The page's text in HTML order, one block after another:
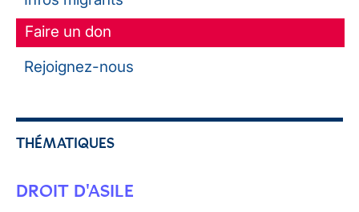
Faire un don
Rejoignez-nous
THÉMATIQUES
DROIT D'ASILE